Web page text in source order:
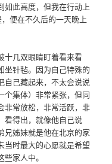
如此高度，但我在行动上
便在不久后的一天晚上
十几双眼睛盯着看来看
坐针毡。因为自己特殊的
自己藏起来，不太会说说
个集体）非常紧张，但同
非常放松，非常活跃，非
看得出，就像他自己说
兄姊妹就是他在北京的家
当时最大的心愿就是希望
家人中。